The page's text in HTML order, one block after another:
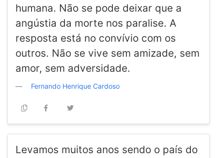
humana. Não se pode deixar que a
angústia da morte nos paralise. A
resposta está no convívio com os
outros. Não se vive sem amizade, sem
amor, sem adversidade.
Fernando Henrique Cardoso
Levamos muitos anos sendo o país do